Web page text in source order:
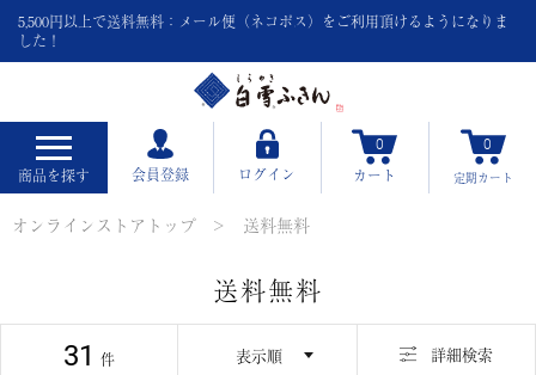
5,500円以上で送料無料：メール便（ネコポス）をご利用頂けるようになりま
した！
商品を探す 会員登録 ログイン
0
カート
0
定期カート
オンラインストアトップ 送料無料
送料無料
並び替え
31 詳細検索